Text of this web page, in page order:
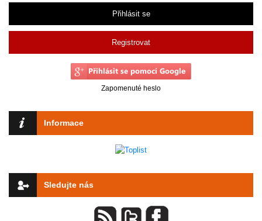
Přihlásit se
Registrovat
Zapomenuté heslo
Informace
Sledujte nás